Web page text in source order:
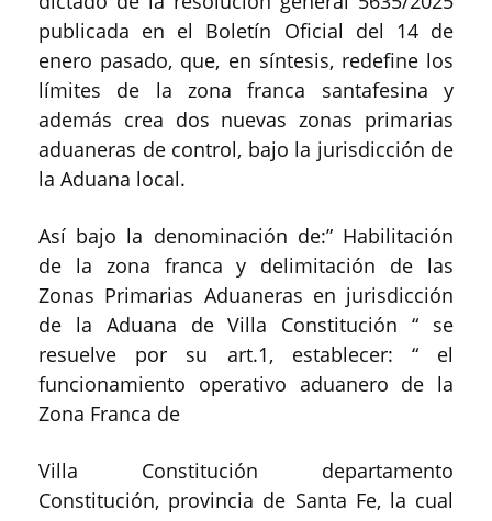
publicada en el Boletín Oficial del 14 de
enero pasado, que, en síntesis, redefine los
límites de la zona franca santafesina y
además crea dos nuevas zonas primarias
aduaneras de control, bajo la jurisdicción de
la Aduana local.
Así bajo la denominación de:” Habilitación
de la zona franca y delimitación de las
Zonas Primarias Aduaneras en jurisdicción
de la Aduana de Villa Constitución “ se
resuelve por su art.1, establecer: “ el
funcionamiento operativo aduanero de la
Zona Franca de
Villa Constitución departamento
Constitución, provincia de Santa Fe, la cual